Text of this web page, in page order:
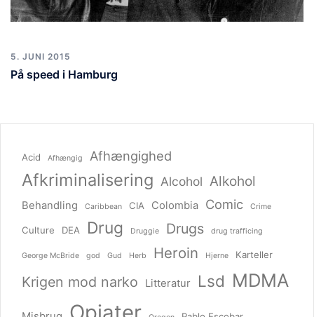
5. JUNI 2015
På speed i Hamburg
Acid Afhængig Afhængighed
Afkriminalisering Alcohol Alkohol
Behandling Caribbean CIA Colombia Comic Crime
Culture DEA Drug Druggie Drugs drug trafficing
George McBride god Gud Herb Heroin Hjerne Karteller
Krigen mod narko Litteratur Lsd MDMA